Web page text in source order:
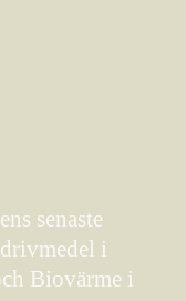
senaste
i
Biovärme i